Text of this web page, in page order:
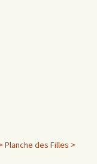
Planche des Filles >